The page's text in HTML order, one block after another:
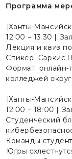
Программа
|Ханты-
12:00 – 13:30 |
Лекция и квиз
Спикер: Саркис
Формат: онлайн-
колледжей
|Ханты-
12:00 – 18:00 |
Студенческий
Команды
Югры